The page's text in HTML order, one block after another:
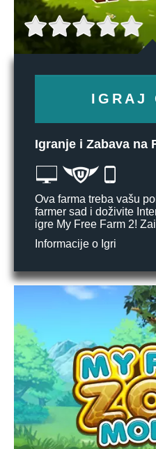
IGRAJ
Igranje i Zabava na
Ova farma treba vašu
farmer sad i doživite
igre My Free Farm 2!
Informacije o Igri